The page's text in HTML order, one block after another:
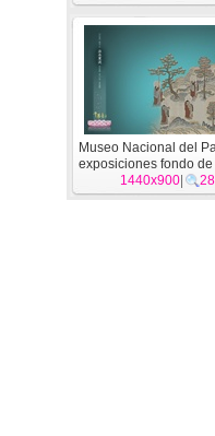
Museo Nacional del
exposiciones fondo
(3) #4
1440x900